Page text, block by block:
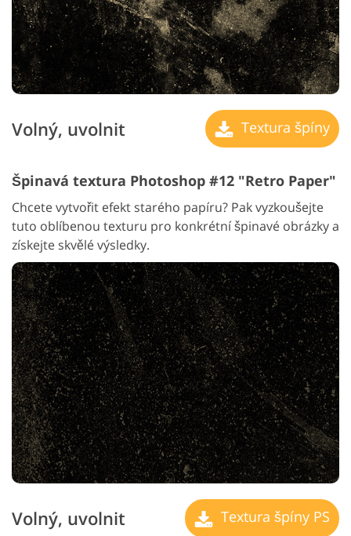
Volný, uvolnit Textura špíny
Špinavá textura Photoshop #12 "Retro Paper"
Chcete vytvořit efekt starého papíru? Pak vyzkoušejte
tuto oblíbenou texturu pro konkrétní špinavé obrázky a
získejte skvělé výsledky.
Volný, uvolnit Textura špíny PS